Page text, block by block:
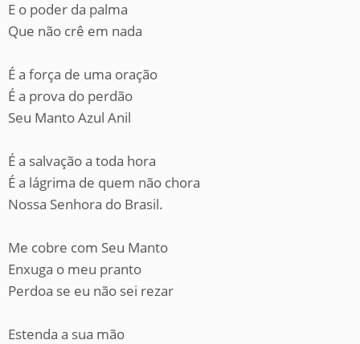
E o poder da palma
Que não crê em nada
É a força de uma oração
É a prova do perdão
Seu Manto Azul Anil
É a salvação a toda hora
É a lágrima de quem não chora
Nossa Senhora do Brasil.
Me cobre com Seu Manto
Enxuga o meu pranto
Perdoa se eu não sei rezar
Estenda a sua mão